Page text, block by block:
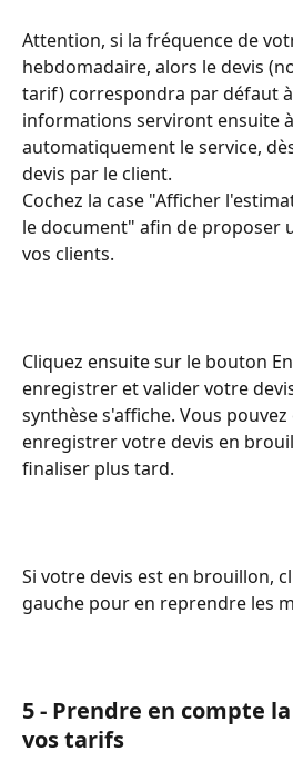
Attention, si la fréquence de
hebdomadaire, alors le devis
tarif) correspondra par défaut à
informations serviront ensuite
automatiquement le service,
devis par le client.
Cochez la case "Afficher
le document" afin de proposer
vos clients.
Cliquez ensuite sur le bouton
enregistrer et valider votre
synthèse s'affiche. Vous
enregistrer votre devis en
finaliser plus tard.
Si votre devis est en brouillon,
gauche pour en reprendre les
5 - Prendre en compte
vos tarifs